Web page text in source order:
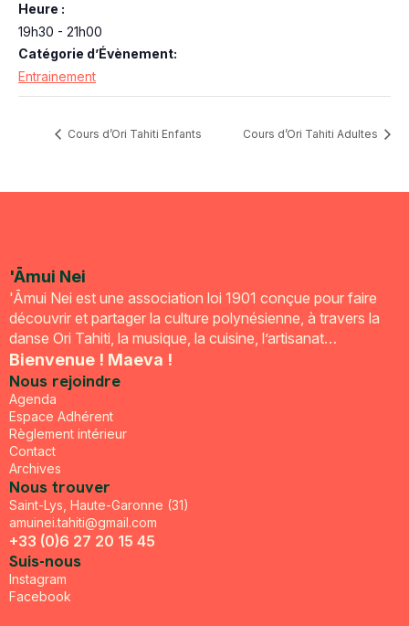
Heure :
19h30 - 21h00
Catégorie d’Évènement:
Entrainement
Cours d’Ori Tahiti Enfants Cours d’Ori Tahiti Adultes
'Āmui Nei
'Āmui Nei est une association loi 1901 conçue pour faire
découvrir et partager la culture polynésienne, à travers la
danse Ori Tahiti, la musique, la cuisine, l’artisanat…
Bienvenue ! Maeva !
Nous rejoindre
Agenda
Espace Adhérent
Règlement intérieur
Contact
Archives
Nous trouver
Saint-Lys, Haute-Garonne (31)
amuinei.tahiti@gmail.com
+33 (0)6 27 20 15 45
Suis-nous
Instagram
Facebook